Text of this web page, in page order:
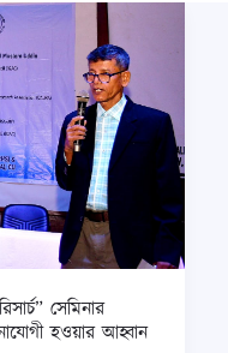
সেমিনার
হওয়ার আহ্বান